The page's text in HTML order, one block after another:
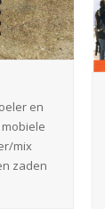
en
mix
zaden